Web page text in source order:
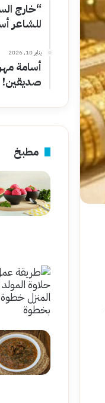
“خارج
للشاعر
يناير 10, 2026
أسامة
صديقين!
مطبخ